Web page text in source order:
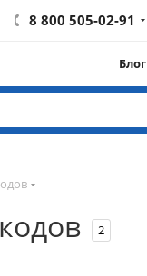
8 800 505-02-91
Блог
2